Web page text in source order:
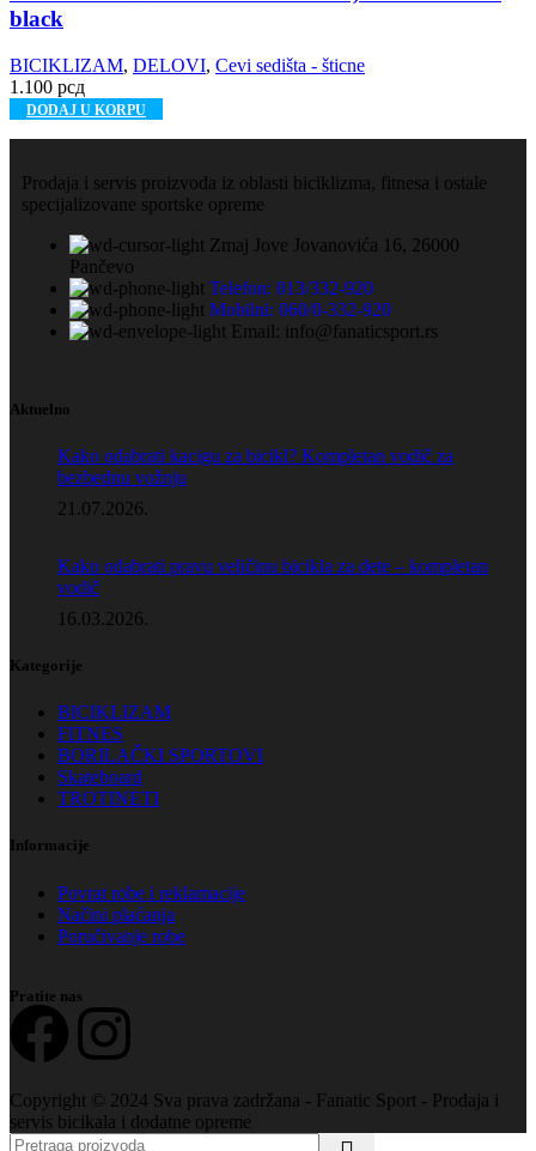
black
BICIKLIZAM, DELOVI, Cevi sedišta - šticne
1.100 рсд
DODAJ U KORPU
Prodaja i servis proizvoda iz oblasti biciklizma, fitnesa i ostale
specijalizovane sportske opreme
Zmaj Jove Jovanovića 16, 26000
Pančevo
Telefon: 013/332-920
Mobilni: 060/0-332-920
Email: info@fanaticsport.rs
Aktuelno
Kako odabrati kacigu za bicikl? Kompletan vodič za
bezbednu vožnju
21.07.2026.
Kako odabrati pravu veličinu bicikla za dete – kompletan
vodič
16.03.2026.
Kategorije
BICIKLIZAM
FITNES
BORILAČKI SPORTOVI
Skateboard
TROTINETI
Informacije
Povrat robe i reklamacije
Načini plaćanja
Poručivanje robe
Pratite nas
Copyright © 2024 Sva prava zadržana - Fanatic Sport - Prodaja i
servis bicikala i dodatne opreme